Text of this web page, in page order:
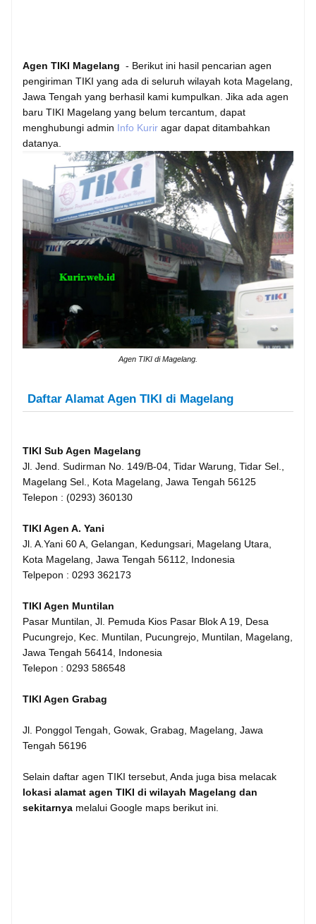
Agen TIKI Magelang - Berikut ini hasil pencarian agen
pengiriman TIKI yang ada di seluruh wilayah kota Magelang,
Jawa Tengah yang berhasil kami kumpulkan. Jika ada agen
baru TIKI Magelang yang belum tercantum, dapat
menghubungi admin Info Kurir agar dapat ditambahkan
datanya.
Agen TIKI di Magelang.
Daftar Alamat Agen TIKI di Magelang
TIKI Sub Agen Magelang
Jl. Jend. Sudirman No. 149/B-04, Tidar Warung, Tidar Sel.,
Magelang Sel., Kota Magelang, Jawa Tengah 56125
Telepon : (0293) 360130
TIKI Agen A. Yani
Jl. A.Yani 60 A, Gelangan, Kedungsari, Magelang Utara,
Kota Magelang, Jawa Tengah 56112, Indonesia
Telpepon : 0293 362173
TIKI Agen Muntilan
Pasar Muntilan, Jl. Pemuda Kios Pasar Blok A 19, Desa
Pucungrejo, Kec. Muntilan, Pucungrejo, Muntilan, Magelang,
Jawa Tengah 56414, Indonesia
Telepon : 0293 586548
TIKI Agen Grabag
Jl. Ponggol Tengah, Gowak, Grabag, Magelang, Jawa
Tengah 56196
Selain daftar agen TIKI tersebut, Anda juga bisa melacak
lokasi alamat agen TIKI di wilayah Magelang dan
sekitarnya melalui Google maps berikut ini.